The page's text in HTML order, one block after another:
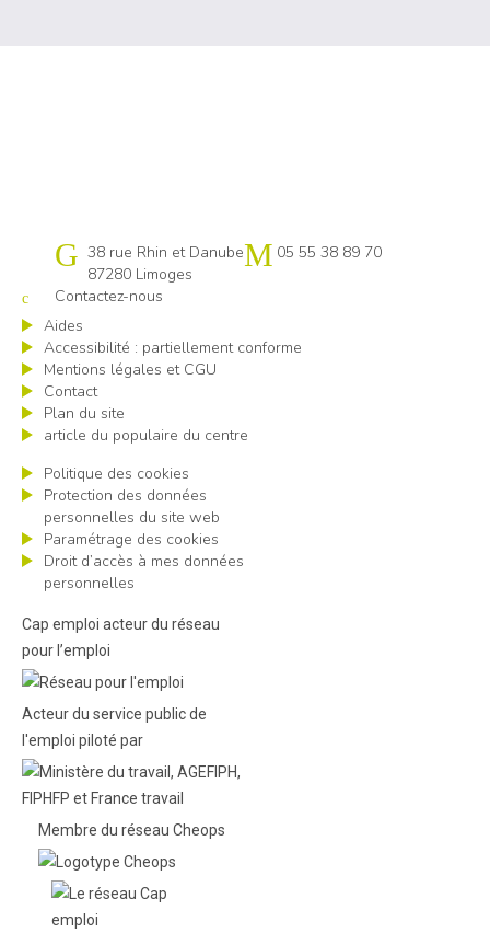
Cap emploi 87
38 rue Rhin et Danube
87280 Limoges
05 55 38 89 70
Contactez-nous
Aides
Accessibilité : partiellement conforme
Mentions légales et CGU
Contact
Plan du site
article du populaire du centre
Politique des cookies
Protection des données
personnelles du site web
Paramétrage des cookies
Droit d’accès à mes données
personnelles
Cap emploi acteur du réseau
pour l’emploi
Acteur du service public de
l'emploi piloté par
Membre du réseau Cheops